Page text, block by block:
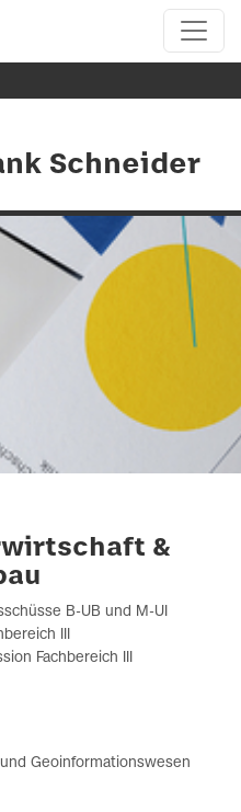
Schneider
&
B-UB und M-UI
III
Fachbereich III
Geoinformationswesen